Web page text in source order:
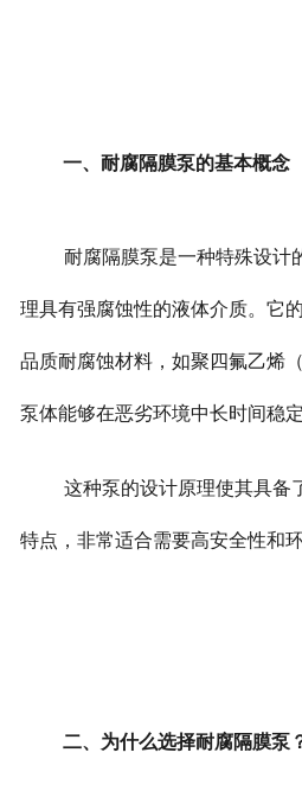
一、耐腐隔膜泵的基本概念
耐腐隔膜泵是一种特殊设计
理具有强腐蚀性的液体介质。它
品质耐腐蚀材料，如聚四氟乙烯
泵体能够在恶劣环境中长时间稳定
这种泵的设计原理使其具备
特点，非常适合需要高安全性和
二、为什么选择耐腐隔膜泵